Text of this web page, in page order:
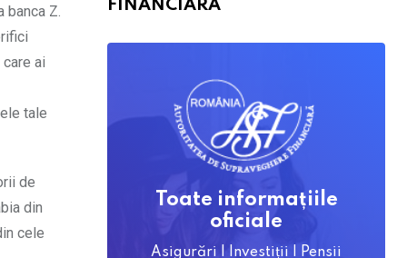
banca Z.
ai
tale
de
din
cele
FINANCIARĂ
Toate informațiile
oficiale
Asigurări | Investiții | Pensii